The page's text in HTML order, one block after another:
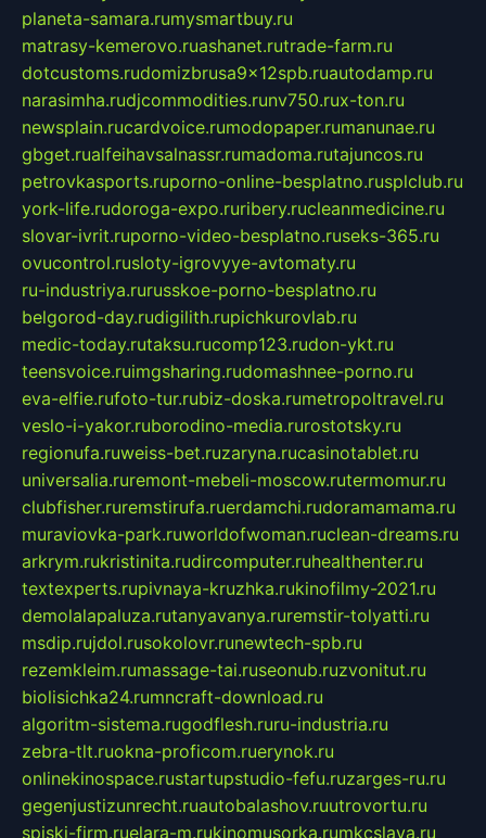
planeta-samara.rumysmartbuy.ru
matrasy-kemerovo.ruashanet.rutrade-farm.ru
dotcustoms.rudomizbrusa9x12spb.ruautodamp.ru
narasimha.rudjcommodities.runv750.rux-ton.ru
newsplain.rucardvoice.rumodopaper.rumanunae.ru
gbget.rualfeihavsalnassr.rumadoma.rutajuncos.ru
petrovkasports.ruporno-online-besplatno.rusplclub.ru
york-life.rudoroga-expo.ruribery.rucleanmedicine.ru
slovar-ivrit.ruporno-video-besplatno.ruseks-365.ru
ovucontrol.rusloty-igrovyye-avtomaty.ru
ru-industriya.rurusskoe-porno-besplatno.ru
belgorod-day.rudigilith.rupichkurovlab.ru
medic-today.rutaksu.rucomp123.rudon-ykt.ru
teensvoice.ruimgsharing.rudomashnee-porno.ru
eva-elfie.rufoto-tur.rubiz-doska.rumetropoltravel.ru
veslo-i-yakor.ruborodino-media.rurostotsky.ru
regionufa.ruweiss-bet.ruzaryna.rucasinotablet.ru
universalia.ruremont-mebeli-moscow.rutermomur.ru
clubfisher.ruremstirufa.ruerdamchi.rudoramamama.ru
muraviovka-park.ruworldofwoman.ruclean-dreams.ru
arkrym.rukristinita.rudircomputer.ruhealthenter.ru
textexperts.rupivnaya-kruzhka.rukinofilmy-2021.ru
demolalapaluza.rutanyavanya.ruremstir-tolyatti.ru
msdip.rujdol.rusokolovr.runewtech-spb.ru
rezemkleim.rumassage-tai.ruseonub.ruzvonitut.ru
biolisichka24.rumncraft-download.ru
algoritm-sistema.rugodflesh.ruru-industria.ru
zebra-tlt.ruokna-proficom.ruerynok.ru
onlinekinospace.rustartupstudio-fefu.ruzarges-ru.ru
gegenjustizunrecht.ruautobalashov.ruutrovortu.ru
spiski-firm.ruelara-m.rukinomusorka.rumkcslava.ru